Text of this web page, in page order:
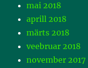
mai 2018
aprill 2018
märts 2018
veebruar 2018
november 2017